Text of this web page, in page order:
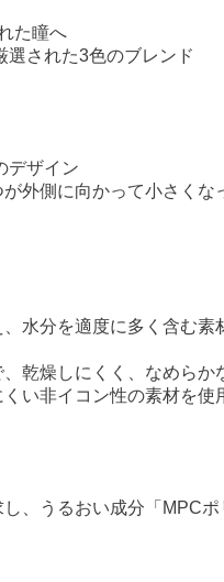
た瞳へ
選された3色のブレンド
デザイン
外側に向かって小さくな
水分を適度に多く含む素
乾燥しにくく、なめらか
い非イコン性の素材を
、うるおい成分「MPC